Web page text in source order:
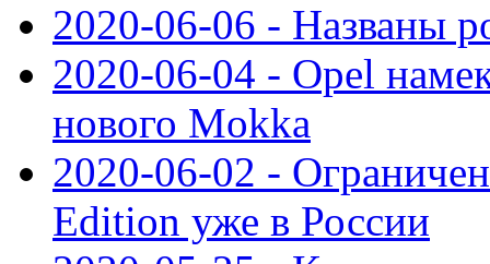
2020-06-06 - Названы
2020-06-04 - Opel
нового Mokka
2020-06-02 -
Edition уже в России